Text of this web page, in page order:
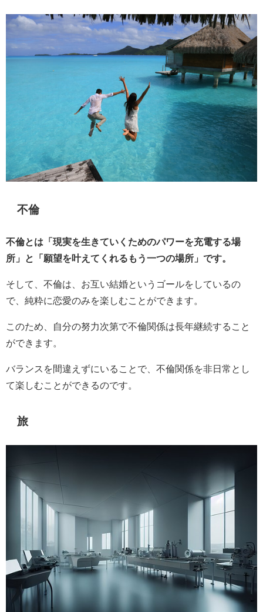
不倫
不倫とは「現実を生きていくためのパワーを充電する場
所」と「願望を叶えてくれるもう一つの場所」です。
そして、不倫は、お互い結婚というゴールをしているの
で、純粋に恋愛のみを楽しむことができます。
このため、自分の努力次第で不倫関係は長年継続すること
ができます。
バランスを間違えずにいることで、不倫関係を非日常とし
て楽しむことができるのです。
旅